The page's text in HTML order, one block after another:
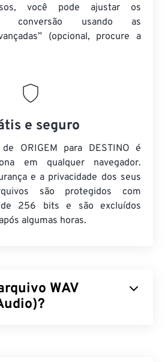
você pode ajustar os
conversão usando as
(opcional, procure a
e seguro
ORIGEM para DESTINO é
em qualquer navegador.
e a privacidade dos seus
são protegidos com
256 bits e são excluídos
algumas horas.
WAV